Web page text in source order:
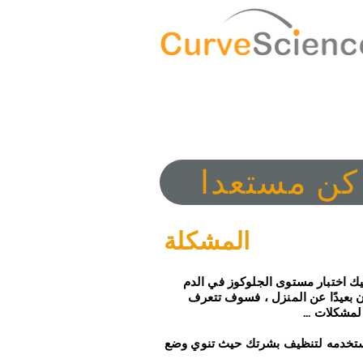
المشكلة
اختبار مستوى الجلوكوز في الدم
بعيدًا عن المنزل ، فسوف تتعرف
...
لتنظيف بشرتك حيث تنوي وضع
كن مستعدا